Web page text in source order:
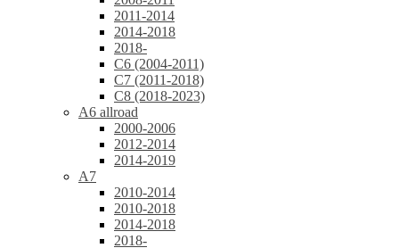
2011-2014
2014-2018
2018-
C6 (2004-2011)
C7 (2011-2018)
C8 (2018-2023)
A6 allroad
2000-2006
2012-2014
2014-2019
A7
2010-2014
2010-2018
2014-2018
2018-